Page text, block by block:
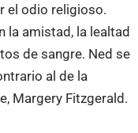
el odio religioso.
la amistad, la lealtad
de sangre. Ned se
al de la
Margery Fitzgerald.